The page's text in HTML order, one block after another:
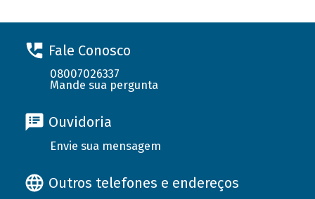
Fale Conosco
08007026337
Mande sua pergunta
Ouvidoria
Envie sua mensagem
Outros telefones e endereços